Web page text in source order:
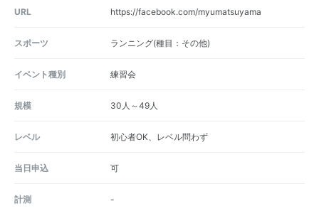
URL https://facebook.com/myumatsuyama
スポーツ ランニング(種目：その他)
イベント種別 練習会
規模 30人～49人
レベル 初心者OK、レベル問わず
当日申込 可
計測 -